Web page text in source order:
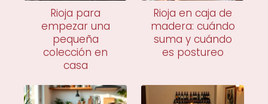
Rioja para
empezar una
pequeña
colección en
casa
Rioja en caja de
madera: cuándo
suma y cuándo
es postureo